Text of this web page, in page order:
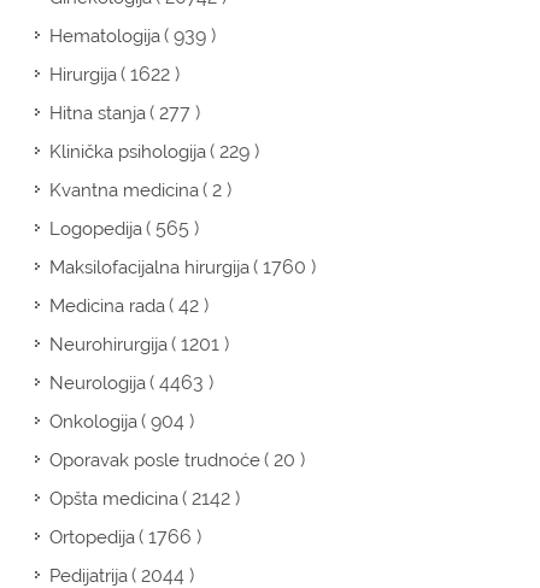
Hematologija( 939 )
Hirurgija( 1622 )
Hitna stanja( 277 )
Klinička psihologija( 229 )
Kvantna medicina( 2 )
Logopedija( 565 )
Maksilofacijalna hirurgija( 1760 )
Medicina rada( 42 )
Neurohirurgija( 1201 )
Neurologija( 4463 )
Onkologija( 904 )
Oporavak posle trudnoće( 20 )
Opšta medicina( 2142 )
Ortopedija( 1766 )
Pedijatrija( 2044 )